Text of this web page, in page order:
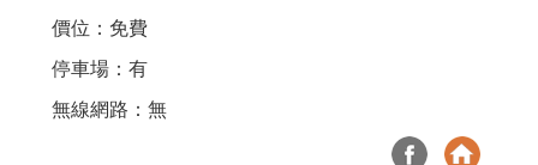
價位：免費
停車場：有
無線網路：無